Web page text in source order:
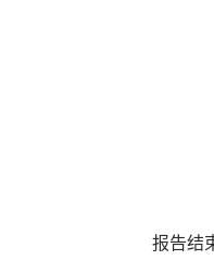
报告结